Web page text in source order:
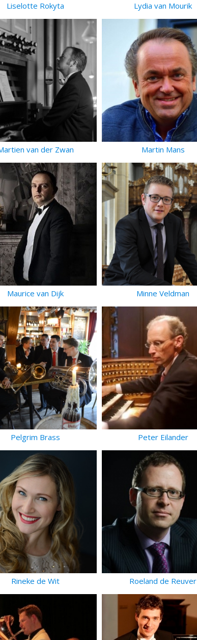
Liselotte Rokyta Lydia van Mourik
van der Zwan Martin Mans
Maurice van Dijk Minne Veldman
Pelgrim Brass Peter Eilander
Rineke de Wit Roeland de Reuver